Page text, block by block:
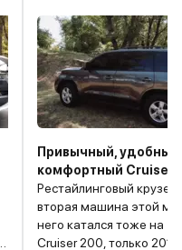
Привычный, удобный,
комфортный Cruiser
Рестайлинговый крузер
вторая машина этой
него катался тоже на
Cruiser 200, только